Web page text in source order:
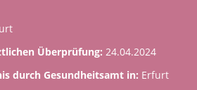
Überprüfung: 24.04.2024
durch Gesundheitsamt in: Erfurt